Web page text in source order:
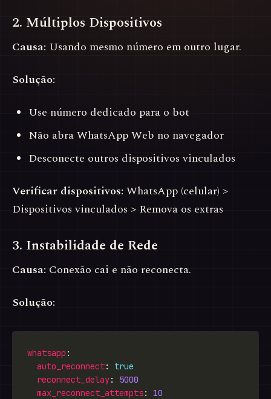
2. Múltiplos Dispositivos
Causa: Usando mesmo número em outro lugar.
Solução:
Use número dedicado para o bot
Não abra WhatsApp Web no navegador
Desconecte outros dispositivos vinculados
Verificar dispositivos: WhatsApp (celular) >
Dispositivos vinculados > Remova os extras
3. Instabilidade de Rede
Causa: Conexão cai e não reconecta.
Solução:
whatsapp
auto_reconnect: true
reconnect_delay: 5000
max_reconnect_attempts: 10